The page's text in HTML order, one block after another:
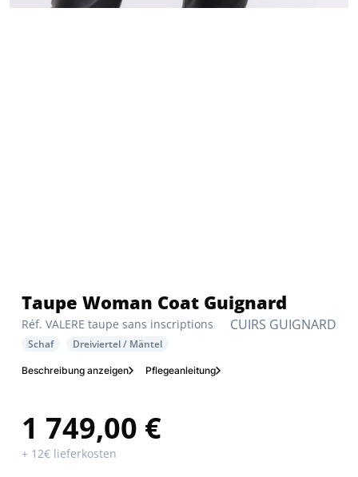
CUIRS GUIGNARD
Réf. VALERE taupe sans inscriptions
Taupe Woman Coat Guignard
Schaf Dreiviertel / Mäntel
Beschreibung anzeigen Pflegeanleitung
1 749,00 €
+ 12€ lieferkosten